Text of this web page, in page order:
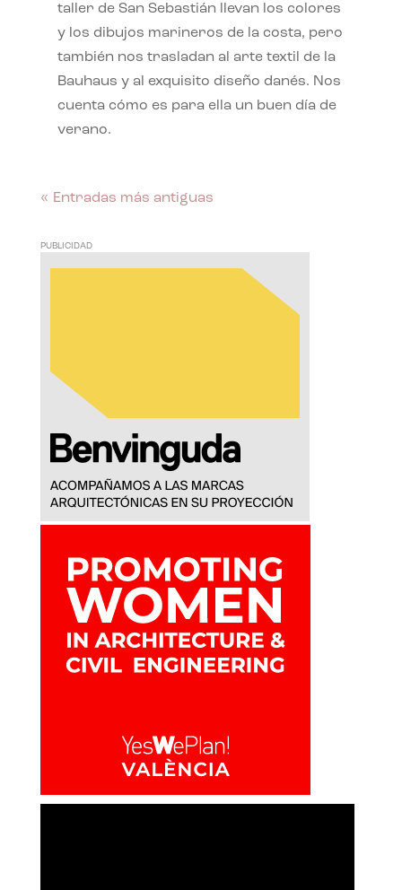
taller de San Sebastián llevan los colores
y los dibujos marineros de la costa, pero
también nos trasladan al arte textil de la
Bauhaus y al exquisito diseño danés. Nos
cuenta cómo es para ella un buen día de
verano.
« Entradas más antiguas
PUBLICIDAD